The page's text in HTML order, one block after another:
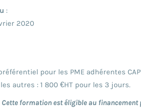
:
2020
pour les PME adhérentes
autres : 1 800 €HT pour les 3 jours.
formation est éligible au financement